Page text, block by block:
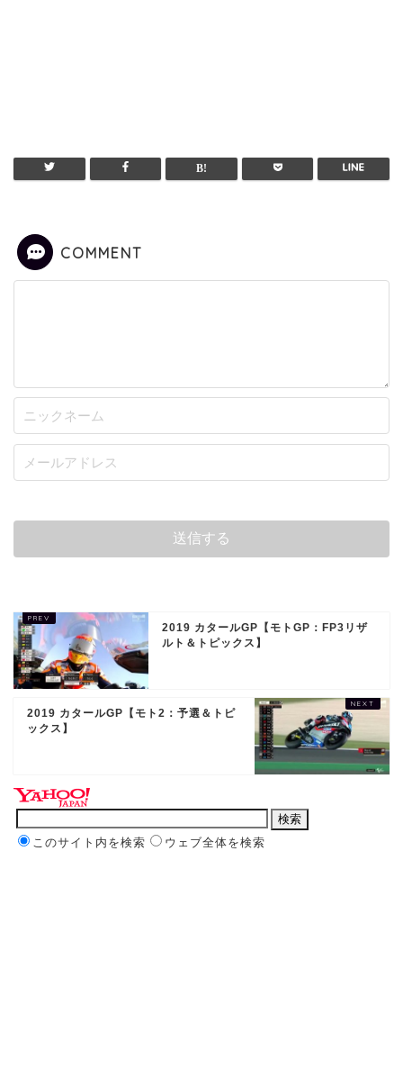
COMMENT
2019 カタールGP【モトGP：FP3リザ
ルト＆トピックス】
2019 カタールGP【モト2：予選＆トピ
ックス】
このサイト内を検索 ウェブ全体を検索